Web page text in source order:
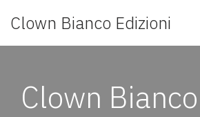
Clown Bianco Edizioni
Clown